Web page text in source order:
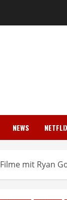
NEWS
Filme mit Ryan